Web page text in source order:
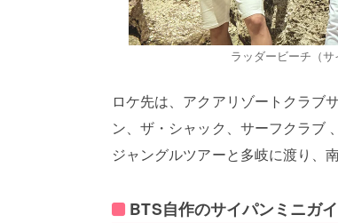
ラッダービーチ（
ロケ先は、アクアリゾートクラブ
ン、ザ・シャック、サーフクラブ
ジャングルツアーと多岐に渡り、
BTS自作のサイパンミニガ